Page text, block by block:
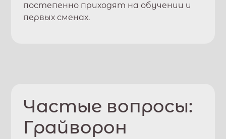
постепенно приходят на обучении и
первых сменах.
Частые вопросы:
Грайворон